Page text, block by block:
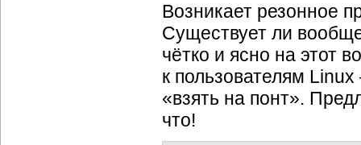
Возникает резонное
Существует ли
чётко и ясно на этот
к пользователям
«взять на понт».
что!